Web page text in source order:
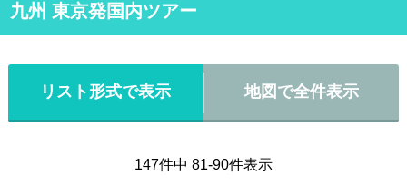
九州 東京発国内ツアー
リスト形式で表示 地図で全件表示
147件中 81-90件表示